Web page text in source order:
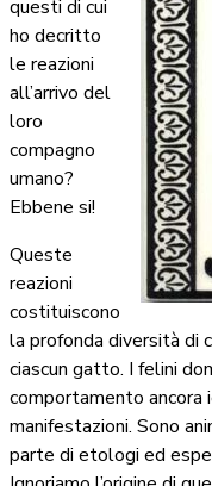
questi di cui
ho decritto
le reazioni
all’arrivo del
loro
compagno
umano?
Ebbene si!
Queste
reazioni
costituiscono
la profonda diversità di
ciascun gatto. I felini
comportamento
manifestazioni. Sono
parte di etologi ed